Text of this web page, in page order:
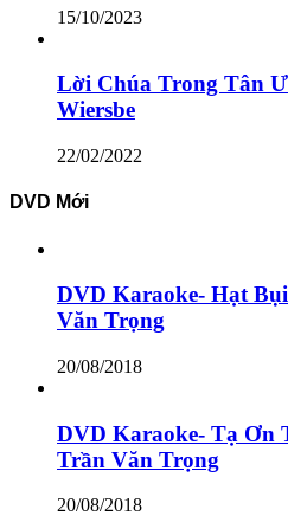
15/10/2023
Lời Chúa Trong Tân
Wiersbe
22/02/2022
DVD Mới
DVD Karaoke- Hạt
Văn Trọng
20/08/2018
DVD Karaoke- Tạ Ơn
Trần Văn Trọng
20/08/2018